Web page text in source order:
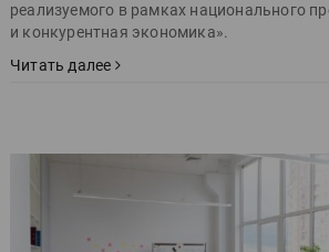
реализуемого в рамках национального
и конкурентная экономика».
Читать далее